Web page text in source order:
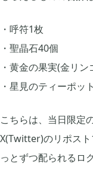
呼符1枚
聖晶石40個
黄金の果実(金リン
星見のティーポッ
こちらは、当日限定
X(Twitter)のリポス
っとずつ配られるロ
2022年07月
2022年05月